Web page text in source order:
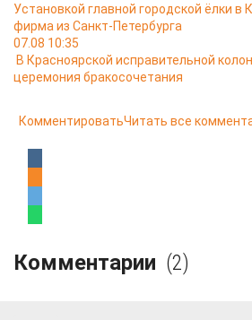
Установкой главной городской ёлки в
фирма из Санкт-Петербурга
07.08 10:35
В Красноярской исправительной
церемония бракосочетания
КомментироватьЧитать все
Комментарии (2)